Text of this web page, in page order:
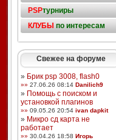
PSPтурниры
КЛУБЫ по интересам
Свежее на форуме
» Брик psp 3008, flash0
»» 27.06.26 08:14 Danilich9
» Помощь с поиском и
установкой плагинов
»» 09.05.26 20:54 ivan dapkit
» Микро сд карта не
работает
»» 30.04.26 18:58 Игорь